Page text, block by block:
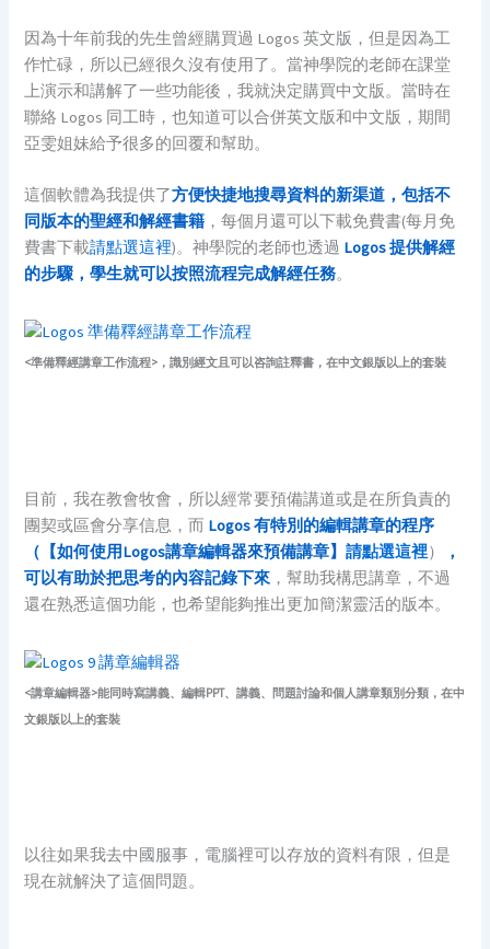
因為十年前我的先生曾經購買過 Logos 英文版，但是因為工
作忙碌，所以已經很久沒有使用了。當神學院的老師在課堂
上演示和講解了一些功能後，我就決定購買中文版。當時在
聯絡 Logos 同工時，也知道可以合併英文版和中文版，期間
亞雯姐妹給予很多的回覆和幫助。
這個軟體為我提供了方便快捷地搜尋資料的新渠道，包括不
同版本的聖經和解經書籍 ，每個月還可以下載免費書(每月免
費書下載請點選這裡)。神學院的老師也透過 Logos 提供解經
的步驟，學生就可以按照流程完成解經任務。
<準備釋經講章工作流程>，識別經文且可以咨詢註釋書，在中文銀版以上的套裝
目前，我在教會牧會，所以經常要預備講道或是在所負責的
團契或區會分享信息，而 Logos 有特別的編輯講章的程序
（【如何使用Logos講章編輯器來預備講章】請點選這裡）
，
可以有助於把思考的內容記錄下來 ，幫助我構思講章，不過
還在熟悉這個功能，也希望能夠推出更加簡潔靈活的版本。
<講章編輯器>能同時寫講義、編輯PPT、講義、問題討論和個人講章類別分類，在中
文銀版以上的套裝
以往如果我去中國服事，電腦裡可以存放的資料有限，但是
現在就解決了這個問題。